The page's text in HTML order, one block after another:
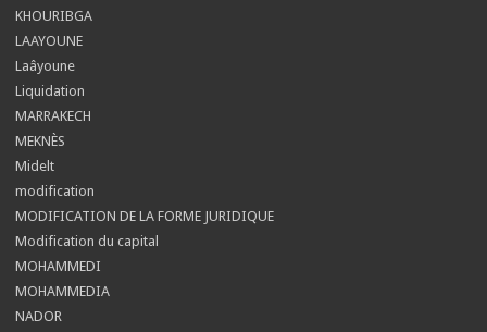
KHOURIBGA
LAAYOUNE
Laâyoune
Liquidation
MARRAKECH
MEKNÈS
Midelt
modification
MODIFICATION DE LA FORME JURIDIQUE
Modification du capital
MOHAMMEDI
MOHAMMEDIA
NADOR